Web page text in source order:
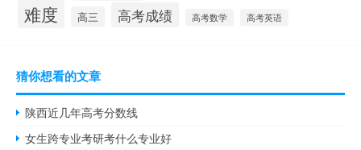
难度 高三 高考成绩 高考数学 高考英语
猜你想看的文章
陕西近几年高考分数线
女生跨专业考研考什么专业好